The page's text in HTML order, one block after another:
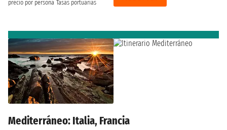
precio por persona Tasas portuarias
Mediterráneo: Italia, Francia